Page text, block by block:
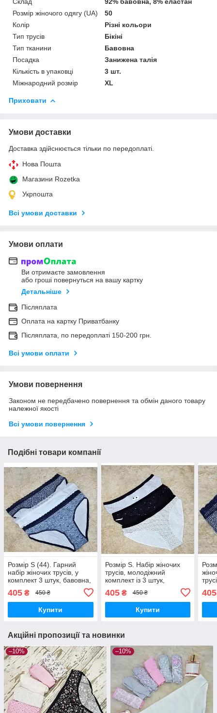
Розмір жіночого одягу (UA)
50
Колір
Різні кольори
Тип трусів
Бікіні
Тип тканини
Бавовна
Посадка
Занижена талія
Кількість в упаковці
3 шт.
Міжнародний розмір
XL
Приховати
Умови доставки
Доставка здійснюється тільки по передоплаті.
Нова Пошта
Магазини Rozetka
Укрпошта
Всі умови доставки
Умови оплати
Ви отримаєте замовлення
або гроші повернуться на вашу картку
Детальніше
Післяплата
Оплата на картку Приватбанку
Післяплата, по передоплаті 150-200 грн.
Всі умови оплати
Умови повернення
Законом не передбачено повернення та обмін даного товару
належної якості
Всі умови повернення
Подібні товари компанії
Розмір S (44). Гарний
набір жіночих трусів, у
комплект 3 штук, бавовна,
Туреччина, синій + білий
405 ₴ 450 ₴
Купити
Розмір S. Набір жіночих
трусів, молодіжний
комплект із 3 штук,
бавовна, Туреччина, сірі,
чорні та білі з візерунком
405₴ 450 ₴
Купити
405
Акційні пропозиції та новинки
–10% –10%